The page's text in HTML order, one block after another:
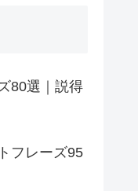
80選｜説得
フレーズ95